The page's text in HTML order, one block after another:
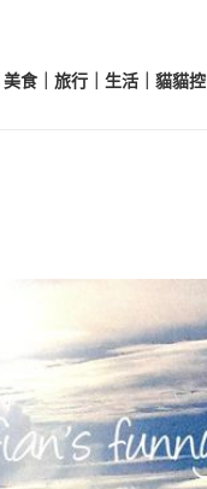
美食｜旅行｜生活｜貓貓控